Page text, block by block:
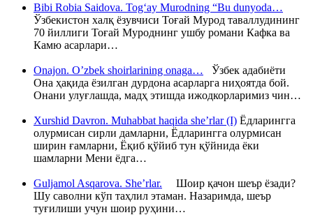
Bibi Robia Saidova. Tog‘ay Murodning “Bu dunyoda…
Ўзбекистон халқ ёзувчиси Тоғай Мурод таваллудининг
70 йиллиги Тоғай Муроднинг ушбу романи Кафка ва
Камю асарлари…
Onajon. O’zbek shoirlarining onaga… Ўзбек адабиёти
Она ҳақида ёзилган дурдона асарларга ниҳоятда бой.
Онани улуғлашда, мадҳ этишда ижодкорларимиз чин…
Xurshid Davron. Muhabbat haqida she’rlar (I) Ёдларингга
олурмисан сирли дамларни, Ёдларингга олурмисан
ширин ғамларни, Ёқиб қўйиб тун қўйнида ёки
шамларни Мени ёдга…
Guljamol Asqarova. She’rlar. Шоир қачон шеър ёзади?
Шу саволни кўп таҳлил этаман. Назаримда, шеър
туғилиши учун шоир руҳини…